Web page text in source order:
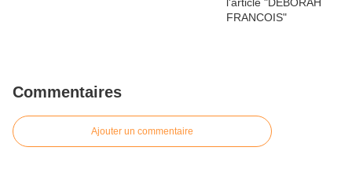
Commentaires
Ajouter un commentaire